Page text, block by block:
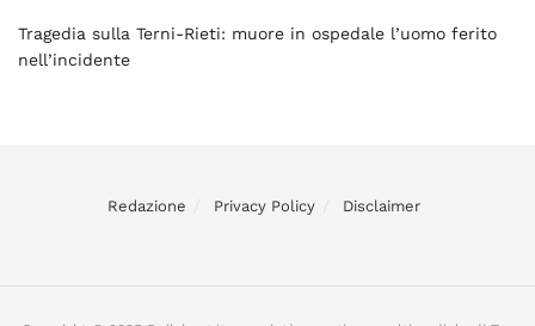
Tragedia sulla Terni-Rieti: muore in ospedale l’uomo ferito
nell’incidente
Redazione Privacy Policy Disclaimer